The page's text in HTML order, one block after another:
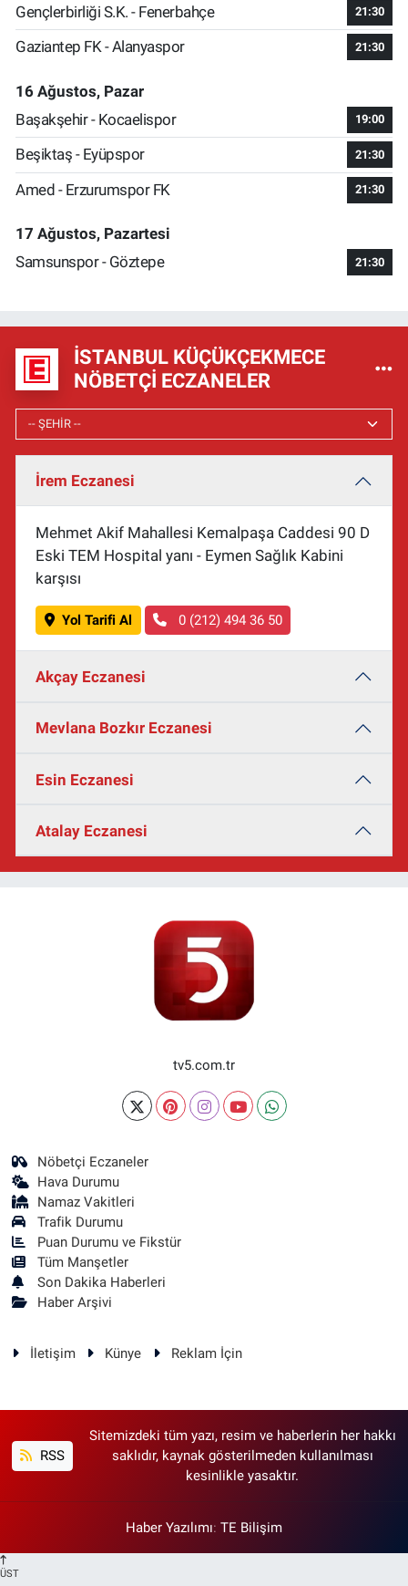
Gençlerbirliği S.K. - Fenerbahçe 21:30
Gaziantep FK - Alanyaspor 21:30
16 Ağustos, Pazar
Başakşehir - Kocaelispor
19:00
Beşiktaş - Eyüpspor 21:30
Amed - Erzurumspor FK 21:30
17 Ağustos, Pazartesi
Samsunspor - Göztepe
21:30
İSTANBUL KÜÇÜKÇEKMECE
NÖBETÇI ECZANELER
İrem Eczanesi
Mehmet Akif Mahallesi Kemalpaşa Caddesi 90 D
Eski TEM Hospital yanı - Eymen Sağlık Kabini
karşısı
Yol Tarifi Al 0 (212) 494 36 50
Akçay Eczanesi
Mevlana Bozkır Eczanesi
Esin Eczanesi
Atalay Eczanesi
tv5.com.tr
Nöbetçi Eczaneler
Hava Durumu
Namaz Vakitleri
Trafik Durumu
Puan Durumu ve Fikstür
Tüm Manşetler
Son Dakika Haberleri
Haber Arşivi
İletişim Künye Reklam İçin
RSS
Sitemizdeki tüm yazı, resim ve haberlerin her hakkı
saklıdır, kaynak gösterilmeden kullanılması
kesinlikle yasaktır.
Haber Yazılımı: TE Bilişim
ÜST